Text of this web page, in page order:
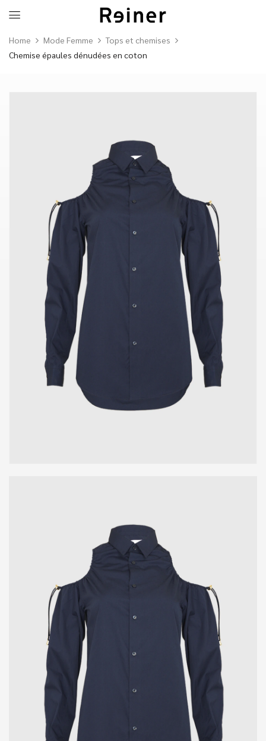
Home Mode Femme
Tops et chemises
Chemise épaules dénudées en coton